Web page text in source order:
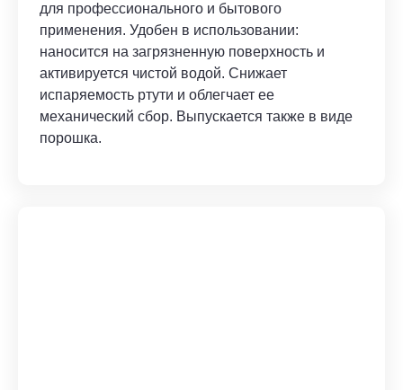
для профессионального и бытового
применения. Удобен в использовании:
наносится на загрязненную поверхность и
активируется чистой водой. Снижает
испаряемость ртути и облегчает ее
механический сбор. Выпускается также в виде
порошка.